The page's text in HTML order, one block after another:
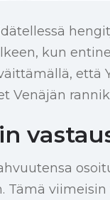
kun
että
Venäjän
Tämä